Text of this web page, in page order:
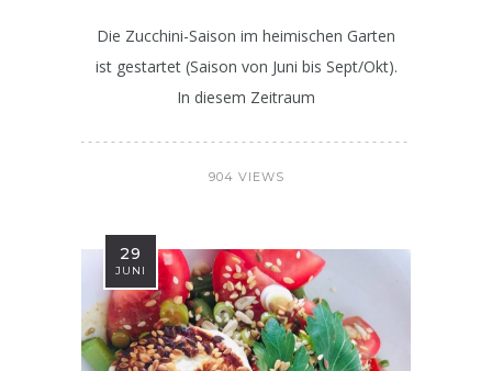
Die Zucchini-Saison im heimischen Garten
ist gestartet (Saison von Juni bis Sept/Okt).
In diesem Zeitraum
904 VIEWS
29
JUNI